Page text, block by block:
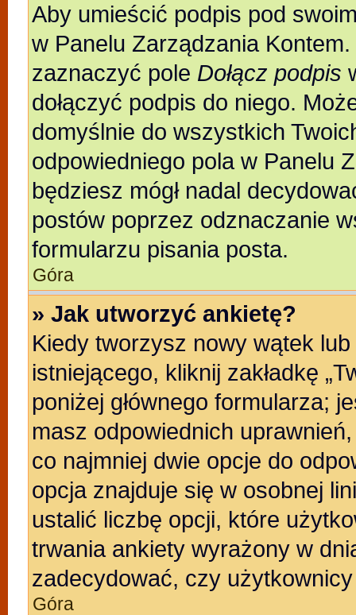
Aby umieścić podpis pod
w Panelu Zarządzania
zaznaczyć pole Dołącz podpis
dołączyć podpis do niego.
domyślnie do wszystkich
odpowiedniego pola w Panelu
będziesz mógł nadal
postów poprzez odznaczanie
formularzu pisania posta.
Góra
» Jak utworzyć ankietę?
Kiedy tworzysz nowy wątek
istniejącego, kliknij zakładkę
poniżej głównego formularza;
masz odpowiednich
co najmniej dwie opcje do
opcja znajduje się w osobnej
ustalić liczbę opcji, które
trwania ankiety wyrażony w
zadecydować, czy
Góra